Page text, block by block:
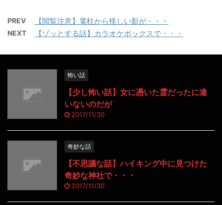
PREV 【閲覧注意】電柱から怪しい影が・・・
NEXT 【ゾッとする話】カラオケボックスで・・・
怖い話
【少し怖い話】女に憑いた霊だったに違
いないのだが
2017/11/30
奇妙な話
【不思議な話】ハイキング中に見つけた
奇妙な神社で・・・
2017/11/30